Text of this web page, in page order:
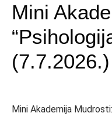
Mini
Mini Akademija